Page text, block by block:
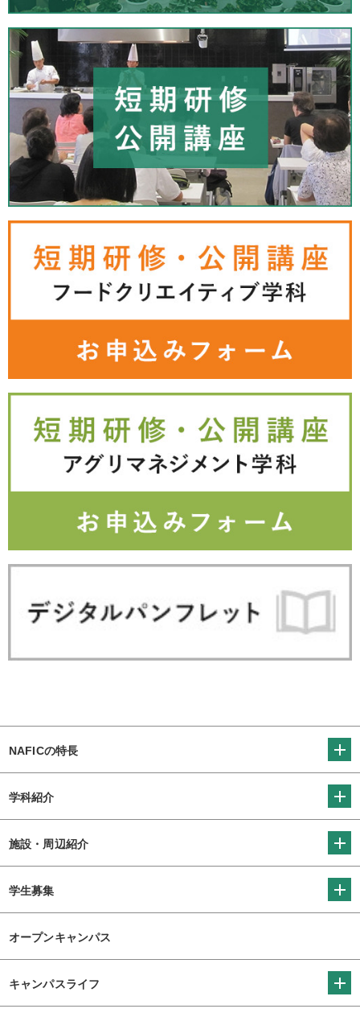
NAFICの特長
学科紹介
施設・周辺紹介
学生募集
オープンキャンパス
キャンパスライフ